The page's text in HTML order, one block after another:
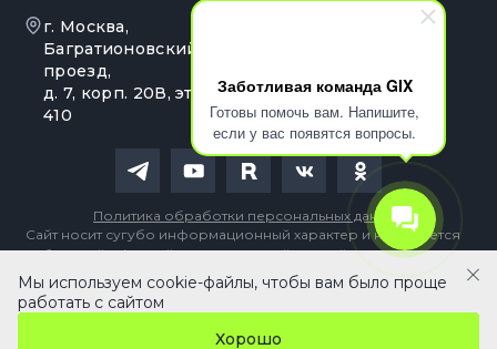
Заботливая команда GIX
Готовы помочь вам. Напишите,
если у вас появятся вопросы.
г. Москва,
Багратионовский
проезд,
д. 7, корп. 20В, эт. 4, оф.
410
Сайт носит сугубо информационный характер и не является
публичной офертой, определяемой Статьей 437 (2) ГК РФ
Политика обработки персональных данных
В корзину
Мы используем cookie-файлы, чтобы вам было проще
работать с сайтом
Хорошо